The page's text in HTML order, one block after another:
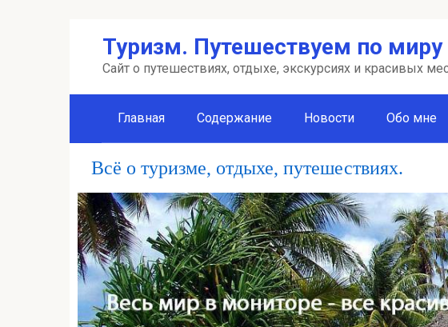
Туризм. Путешествуем по
Сайт о путешествиях, отдыхе, экскурсиях и красивых
Главная Содержание Новости Обо мне
Всё о туризме, отдыхе, путешествиях.